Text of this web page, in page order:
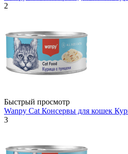
2
Быстрый просмотр
Wanpy Cat Консервы для кошек
3